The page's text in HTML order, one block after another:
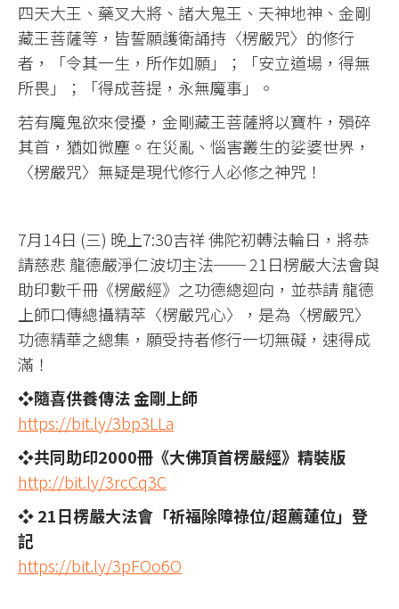
四天大王、藥叉大將、諸大鬼王、天神地神、金剛
藏王菩薩等，皆誓願護衛誦持〈楞嚴咒〉的修行
者，「令其一生，所作如願」；「安立道場，得無
所畏」；「得成菩提，永無魔事」。
若有魔鬼欲來侵擾，金剛藏王菩薩將以寶杵，殞碎
其首，猶如微塵。在災亂、惱害叢生的娑婆世界，
〈楞嚴咒〉無疑是現代修行人必修之神咒！
7月14日 (三) 晚上7:30吉祥 佛陀初轉法輪日，將恭
請慈悲 龍德嚴淨仁波切主法── 21日楞嚴大法會與
助印數千冊《楞嚴經》之功德總迴向，並恭請 龍德
上師口傳總攝精萃〈楞嚴咒心〉，是為〈楞嚴咒〉
功德精華之總集，願受持者修行一切無礙，速得成
滿！
❖隨喜供養傳法 金剛上師
https://bit.ly/3bp3LLa​
❖共同助印2000冊《大佛頂首楞嚴經》精裝版
http://bit.ly/3rcCq3C
❖ 21日楞嚴大法會「祈福除障祿位/超薦蓮位」登
記
https://bit.ly/3pFOo6O